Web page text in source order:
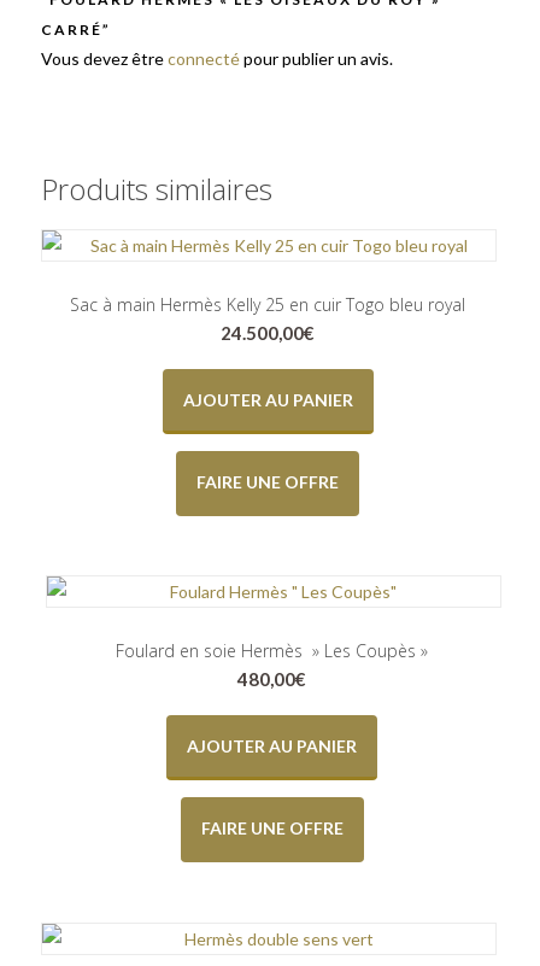
CARRÉ”
Vous devez êtreconnectépour publier un avis.
Produits similaires
Sac à main Hermès Kelly 25 en cuir Togo bleu royal
24.500,00€
AJOUTER AU PANIER
FAIRE UNE OFFRE
Foulard en soie Hermès » Les Coupès »
480,00€
AJOUTER AU PANIER
FAIRE UNE OFFRE